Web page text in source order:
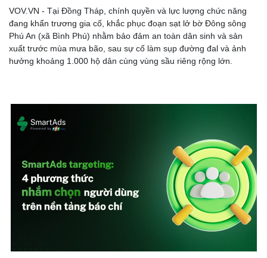
VOV.VN - Tại Đồng Tháp, chính quyền và lực lượng chức năng
đang khẩn trương gia cố, khắc phục đoạn sạt lở bờ Đông sông
Phú An (xã Bình Phú) nhằm bảo đảm an toàn dân sinh và sản
xuất trước mùa mưa bão, sau sự cố làm sụp đường đal và ảnh
hưởng khoảng 1.000 hộ dân cùng vùng sầu riêng rộng lớn.